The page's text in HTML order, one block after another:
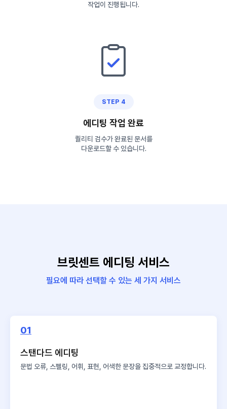
작업이 진행됩니다.
STEP 4
에디팅 작업 완료
퀄리티 검수가 완료된 문서를
다운로드할 수 있습니다.
브릿센트 에디팅 서비스
필요에 따라 선택할 수 있는 세 가지 서비스
01
스탠다드 에디팅
문법 오류, 스펠링, 어휘, 표현, 어색한 문장을 집중적으로 교정합니다.